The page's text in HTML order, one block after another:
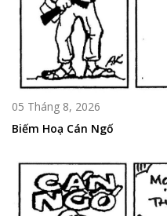
05 Tháng 8, 2026
Biếm Hoạ Cán Ngố